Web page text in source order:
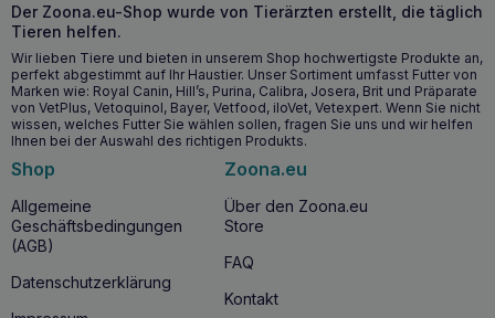
Schützt das Darmepithel und reduziert das Risiko von
Wirkt dank der Anwesenheit von Laktalbumin und
Tryptophan stresshemmend.
Verbessert die Attraktivität des Futters dank des natürlichen
Aromas des Kolostrums.
Wann ist es ratsam, ZOOGGIES FUREVER
HORSE 2500g zu verwenden?
ZOOGGIES FUREVER HORSE 2500g
geschwächtem Immunsystem
Antibiotikatherapie
und zurVorbeugung von
Der Zoona.eu-Shop wurde von Tierärzten erstellt, die täglich
Tieren helfen.
Wir lieben Tiere und bieten in unserem Shop hochwertigste Produkte an,
perfekt abgestimmt auf Ihr Haustier. Unser Sortiment umfasst Futter von
Marken wie: Royal Canin, Hill’s, Purina, Calibra, Josera, Brit und Präparate
von VetPlus, Vetoquinol, Bayer, Vetfood, iloVet, Vetexpert. Wenn Sie nicht
wissen, welches Futter Sie wählen sollen, fragen Sie uns und wir helfen
Ihnen bei der Auswahl des richtigen Produkts.
Shop
Allgemeine
Geschäftsbedingungen
(AGB)
Datenschutzerklärung
Zoona.eu
Über den Zoona.eu
Store
FAQ
Kontakt